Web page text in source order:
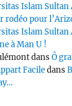
Islam Sultan
rodéo pour
Islam Sultan
à Man U !
dansÔ
Faciledans